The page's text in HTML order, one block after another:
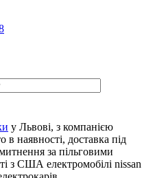
у Львові, з компанією
наявності, доставка під
за пільговими
з США електромобілі nissan